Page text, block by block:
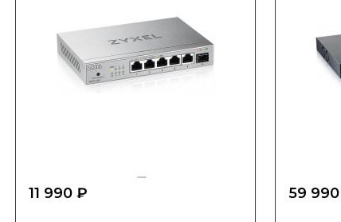
11 990 ₽ 59